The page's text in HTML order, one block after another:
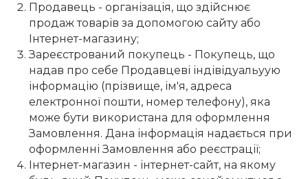
Продавець - організація, що здійснює
продаж товарів за допомогою сайту або
Інтернет-магазину;
Зареєстрований покупець - Покупець, що
надав про себе Продавцеві індівідуальyую
інформацію (прізвище, ім'я, адреса
електронної пошти, номер телефону), яка
може бути використана для оформлення
Замовлення. Дана інформація надається при
оформленні Замовлення або реєстрації;
Iнтернет-магазин - інтернет-сайт, на якому